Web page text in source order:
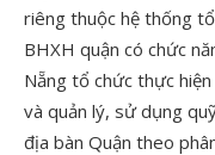
riêng thuộc hệ thống
BHXH quận có chức
Nẵng tổ chức thực
và quản lý, sử dụng
địa bàn Quận theo